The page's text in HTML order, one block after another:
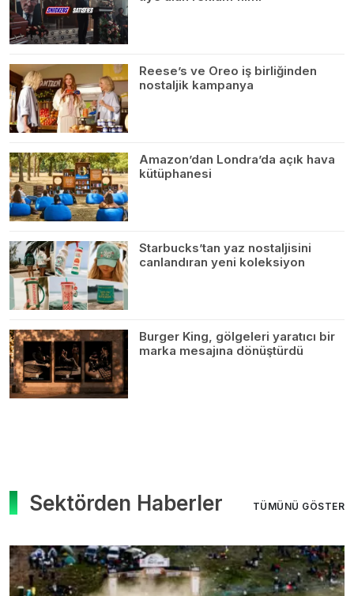
Reese’s ve Oreo iş birliğinden
nostaljik kampanya
Amazon’dan Londra’da açık hava
kütüphanesi
Starbucks’tan yaz nostaljisini
canlandıran yeni koleksiyon
Burger King, gölgeleri yaratıcı bir
marka mesajına dönüştürdü
Sektörden Haberler TÜMÜNÜ GÖSTER